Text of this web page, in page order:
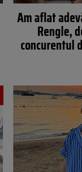
Am aflat
Rengle,
concurentul